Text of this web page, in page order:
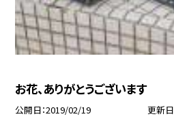
お花、ありがとうございます
公開日 2019/02/19 更新日